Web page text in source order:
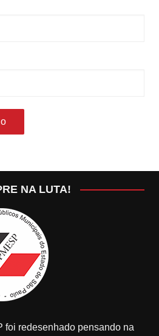
NA LUTA!
foi redesenhado pensando na